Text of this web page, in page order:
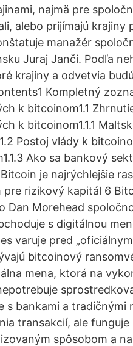
najmä pre
alebo prijímajú krajiny
manažér
Juraj Janči. Podľa
krajiny a odvetvia
Kompletný
k bitcoinom1.1
k bitcoinom1.1.1
Postoj vlády k
Ako sa bankový
je najrýchlejšie
pre rizikový kapitál 6
Dan Morehead
s digitálnou
varuje pred
bitcoinový
mena, ktorá na
s bankami a tradičnými
transakcií, ale funguje
spôsobom a